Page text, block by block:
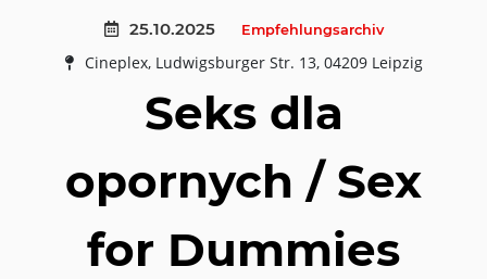
25.10.2025 Empfehlungsarchiv
Cineplex, Ludwigsburger Str. 13, 04209 Leipzig
Seks dla
opornych / Sex
for Dummies